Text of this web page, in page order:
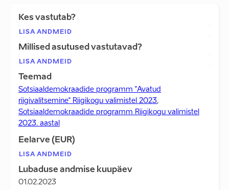
Kes vastutab?
LISA ANDMEID
Millised asutused vastutavad?
LISA ANDMEID
Teemad
Sotsiaaldemokraadide programm "Avatud
riigivalitsemine" Riigikogu valimistel 2023,
Sotsiaaldemokraadide programm Riigikogu valimistel
2023. aastal
Eelarve (EUR)
LISA ANDMEID
Lubaduse andmise kuupäev
01.02.2023